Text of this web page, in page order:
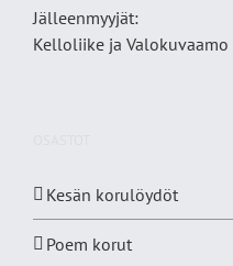
Jälleenmyyjät:
Kelloliike ja Valokuvaamo
Kesän korulöydöt
Poem korut